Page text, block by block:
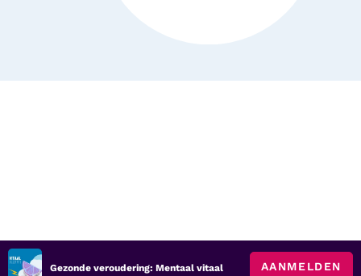
Gezonde veroudering: Mentaal vitaal AANMELDEN